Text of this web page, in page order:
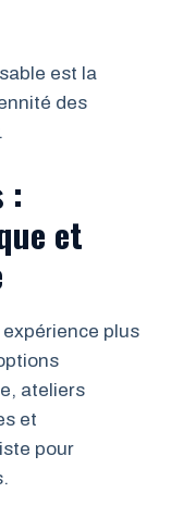
est la
des
:
et
plus
ateliers
et
pour